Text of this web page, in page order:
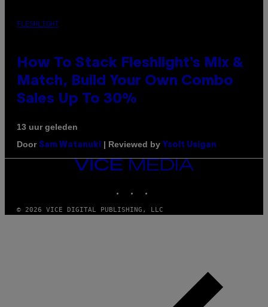
FLESHLIGHT
How To Stack Fleshlight’s Mix &
Match, Build Your Own Combo
Sales Up To 30%
13 uur geleden
Door Sam Watanuki | Reviewed by Ysolt Usigan
VICE
MEDIA
© 2026 VICE DIGITAL PUBLISHING, LLC